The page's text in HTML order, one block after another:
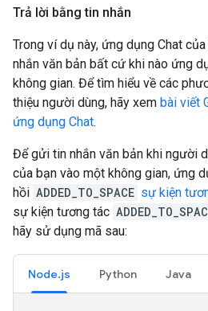
Trả lời bằng tin nhắn
Trong ví dụ này, ứng dụng Chat
nhắn văn bản bất cứ khi nào ứng
không gian. Để tìm hiểu về các
thiệu người dùng, hãy xem bài viết
ứng dụng Chat.
Để gửi tin nhắn văn bản khi người
của bạn vào một không gian, ứng
hồi ADDED_TO_SPACE sự kiện
sự kiện tương tác
hãy sử dụng mã sau:
Node.js Python Java